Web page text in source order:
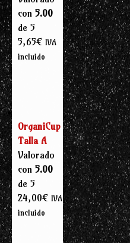
con 5.00
de 5
5,65€ IVA
incluido
OrganiCup
Talla A
Valorado
con 5.00
de 5
24,00€ IVA
incluido